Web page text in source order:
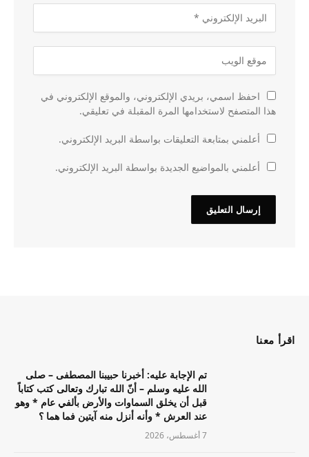
احفظ اسمي، بريدي الإلكتروني، والموقع الإلكتروني في
هذا المتصفح لاستخدامها المرة المقبلة في تعليقي.
أعلمني بمتابعة التعليقات بواسطة البريد الإلكتروني.
أعلمني بالمواضيع الجديدة بواسطة البريد الإلكتروني.
اقرأ معنا
تم الإجابة عليه: أخبرنا حبيبنا المصطفى – صلى
الله عليه وسلم – أنّ الله تبارك وتعالى كتب كتاباً
قبل أن يخلق السماوات والأرض بألفي عام * وهو
عند العرش * وأنه أنزل منه آيتين فما هما ؟
7 أغسطس، 2026